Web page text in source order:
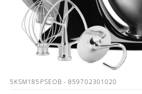
5KSM185PSEOB- 859702301020